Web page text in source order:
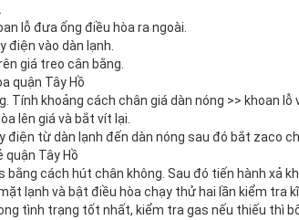
lỗ đưa ống điều hòa ra ngoài.
điện vào dàn lạnh.
giá treo cân bằng.
quận Tây Hồ
Tính khoảng cách chân giá dàn nóng >> khoan lỗ
lên giá và bắt vít lại.
điện từ dàn lạnh đến dàn nóng sau đó bắt zaco
quận Tây Hồ
cách hút chân không. Sau đó tiến hành xả
lạnh và bật điều hòa chạy thử hai lần kiểm tra
tình trạng tốt nhất, kiểm tra gas nếu thiếu thì